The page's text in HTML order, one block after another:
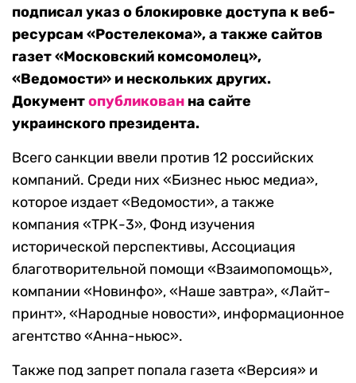
подписал указ о блокировке доступа к веб-
ресурсам «Ростелекома», а также сайтов
газет «Московский комсомолец»,
«Ведомости» и нескольких других.
Документопубликован на сайте
украинского президента.
Всего санкции ввели против 12 российских
компаний. Среди них «Бизнес ньюс медиа»,
которое издает «Ведомости», а также
компания «ТРК-3», Фонд изучения
исторической перспективы, Ассоциация
благотворительной помощи «Взаимопомощь»,
компании «Новинфо», «Наше завтра», «Лайт-
принт», «Народные новости», информационное
агентство «Анна-ньюс».
Также под запрет попала газета «Версия» и